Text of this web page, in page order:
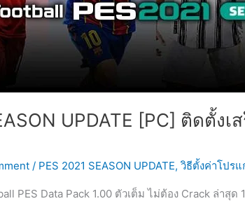
UPDATE [PC] ติดตั้งเ
/ PES 2021 SEASON UPDATE,วิธีตั้งค่าโปรแ
PES Data Pack 1.00 ตัวเต็ม ไม่ต้อง Crack ล่าสุด